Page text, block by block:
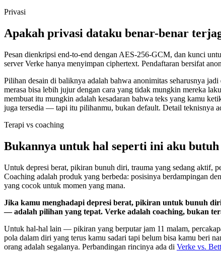
Privasi
Apakah privasi dataku benar-benar
Pesan dienkripsi end-to-end dengan AES-256-GCM, dan kunci
server Verke hanya menyimpan ciphertext. Pendaftaran bersifat
Pilihan desain di baliknya adalah bahwa anonimitas seharusnya
merasa bisa lebih jujur dengan cara yang tidak mungkin mereka
membuat itu mungkin adalah kesadaran bahwa teks yang kamu
juga tersedia — tapi itu pilihanmu, bukan default. Detail teknisnya
Terapi vs coaching
Bukannya untuk hal seperti ini aku butuh
Untuk depresi berat, pikiran bunuh diri, trauma yang sedang aktif,
Coaching adalah produk yang berbeda: posisinya berdampingan
yang cocok untuk momen yang mana.
Jika kamu menghadapi depresi berat, pikiran untuk bunuh
— adalah pilihan yang tepat. Verke adalah coaching, bukan
Untuk hal-hal lain — pikiran yang berputar jam 11 malam,
pola dalam diri yang terus kamu sadari tapi belum bisa kamu beri
orang adalah segalanya. Perbandingan rincinya ada di Verke vs.